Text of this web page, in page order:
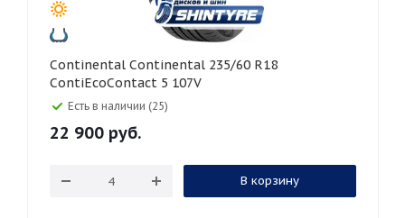
Continental Continental 235/60 R18
ContiEcoContact 5 107V
Есть в наличии (25)
22 900 руб.
В корзину